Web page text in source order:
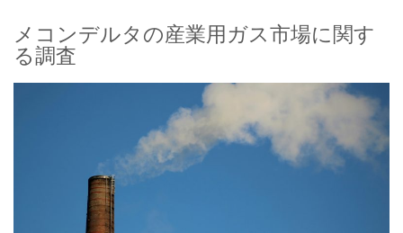
メコンデルタの産業用ガス市場に関す
る調査
ニュースレターを購読する